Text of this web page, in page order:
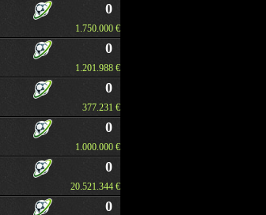
0
1.750.000 €
0
1.201.988 €
0
377.231 €
0
1.000.000 €
0
20.521.344 €
0